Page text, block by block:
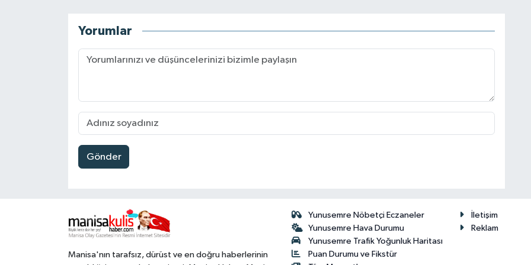
Yorumlar
Gönder
Manisa'nın tarafsız, dürüst ve en doğru haberlerinin
Yunusemre Nöbetçi Eczaneler
Yunusemre Hava Durumu
Yunusemre Trafik Yoğunluk Haritası
Puan Durumu ve Fikstür
İletişim
Reklam